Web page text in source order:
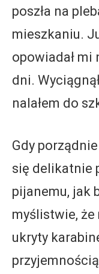
poszła na
mieszkaniu.
opowiadał
dni.
nalałem do
Gdy
się delikatnie
pijanemu, jak
myślistwie,
ukryty